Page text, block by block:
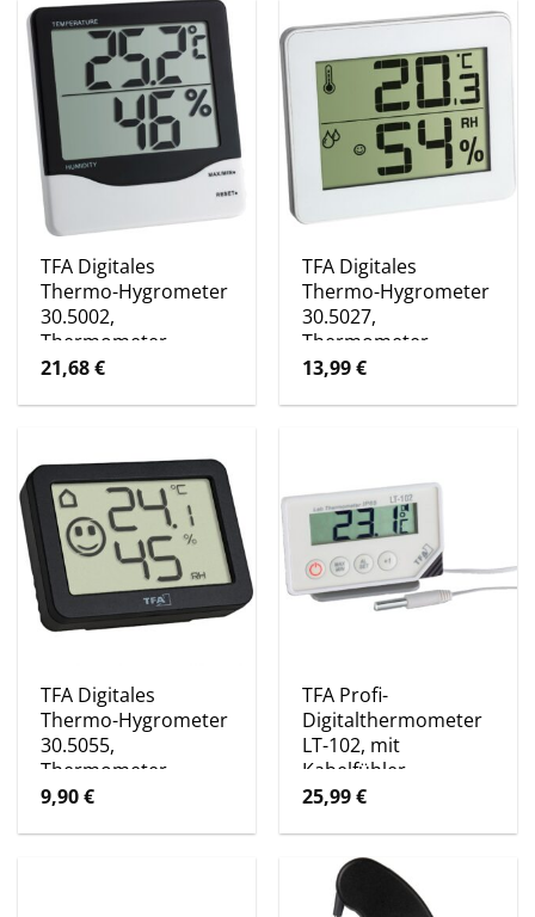
TFA Digitales
Thermo-Hygrometer
30.5002,
Thermometer
21,68€
TFA Digitales
Thermo-Hygrometer
30.5027,
Thermometer
13,99€
TFA Digitales
Thermo-Hygrometer
30.5055,
Thermometer
9,90€
TFA Profi-
Digitalthermometer
LT-102, mit
Kabelfühler
25,99€